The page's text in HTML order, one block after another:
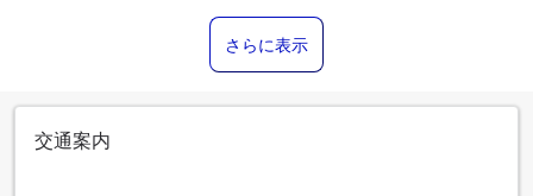
さらに表示
交通案内